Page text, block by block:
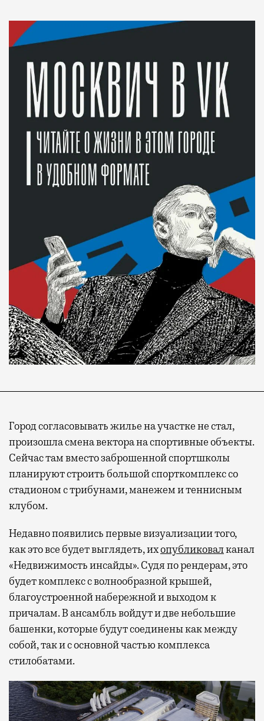
Город согласовывать жилье на участке не стал,
произошла смена вектора на спортивные объекты.
Сейчас там вместо заброшенной спортшколы
планируют строить большой спорткомплекс со
стадионом с трибунами, манежем и теннисным
клубом.
Недавно появились первые визуализации того,
как это все будет выглядеть, ихопубликовалканал
«Недвижимость инсайды». Судя по рендерам, это
будет комплекс с волнообразной крышей,
благоустроенной набережной и выходом к
причалам. В ансамбль войдут и две небольшие
башенки, которые будут соединены как между
собой, так и с основной частью комплекса
стилобатами.